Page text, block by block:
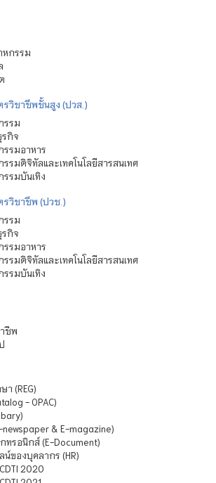
หกรรม
วิชาชีพชั้นสูง (ปวส.)
รรม
รกิจ
รรมอาหาร
รมดิจิทัลและเทคโนโลยีสารสนเทศ
รมบันเทิง
วิชาชีพ (ปวช.)
รรม
รกิจ
รรมอาหาร
รมดิจิทัลและเทคโนโลยีสารสนเทศ
รมบันเทิง
ชีพ
(REG)
- OPAC)
& E-magazine)
ทรอนิกส์ (E-Document)
ของบุคลากร (HR)
2020